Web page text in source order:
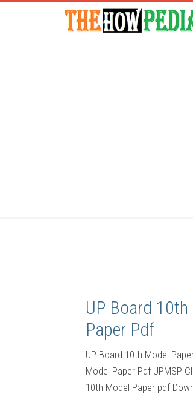
UP Board
Paper Pdf
UP Board 10th Model
Model Paper Pdf UPMSP
10th Model Paper pdf